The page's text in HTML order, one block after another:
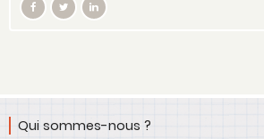
Qui sommes-nous ?